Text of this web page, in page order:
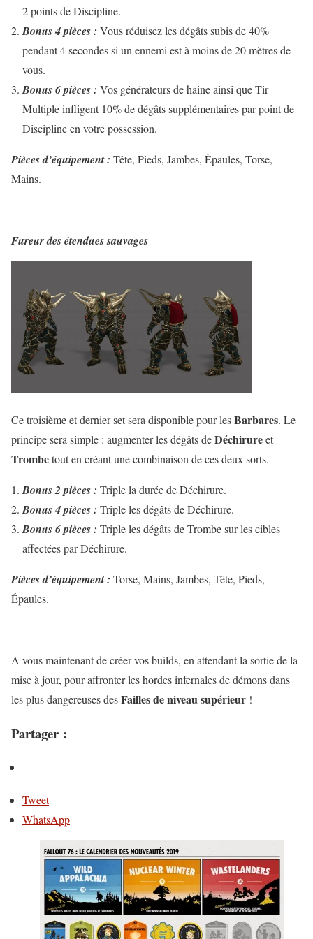
2 points de Discipline.
Bonus 4 pièces : Vous réduisez les dégâts subis de 40%
pendant 4 secondes si un ennemi est à moins de 20 mètres de
vous.
Bonus 6 pièces : Vos générateurs de haine ainsi que Tir
Multiple infligent 10% de dégâts supplémentaires par point de
Discipline en votre possession.
Pièces d’équipement : Tête, Pieds, Jambes, Épaules, Torse,
Mains.
Fureur des étendues sauvages
Ce troisième et dernier set sera disponible pour lesBarbares. Le
principe sera simple : augmenter les dégâts deDéchirureet
Trombetout en créant une combinaison de ces deux sorts.
Bonus 2 pièces : Triple la durée de Déchirure.
Bonus 4 pièces : Triple les dégâts de Déchirure.
Bonus 6 pièces : Triple les dégâts de Trombe sur les cibles
affectées par Déchirure.
Pièces d’équipement : Torse, Mains, Jambes, Tête, Pieds,
Épaules.
A vous maintenant de créer vos builds, en attendant la sortie de la
mise à jour, pour affronter les hordes infernales de démons dans
les plus dangereuses desFailles de niveau supérieur !
Partager :
Tweet
WhatsApp